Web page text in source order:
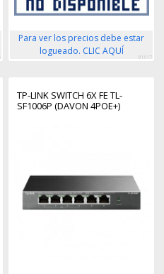
Para ver los precios debe estar
logueado. CLIC AQUÍ
91617
TP-LINK SWITCH 6X FE TL-
SF1006P (DAVON 4POE+)